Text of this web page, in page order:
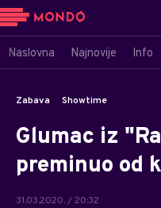
Naslovna Najnovije Info
Zabava Showtime
Glumac iz
preminuo od
31.03.2020. / 20:32